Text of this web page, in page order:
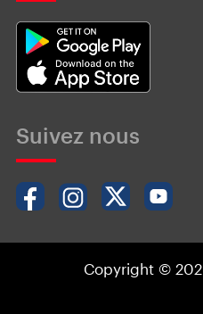
Suivez nous
Copyright ©